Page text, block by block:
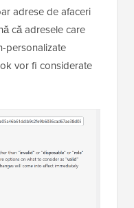
adrese de afaceri
că adresele care
personalizate
vor fi considerate